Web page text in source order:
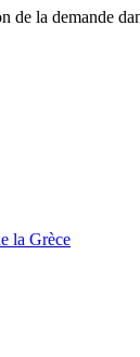
la demande
la Grèce